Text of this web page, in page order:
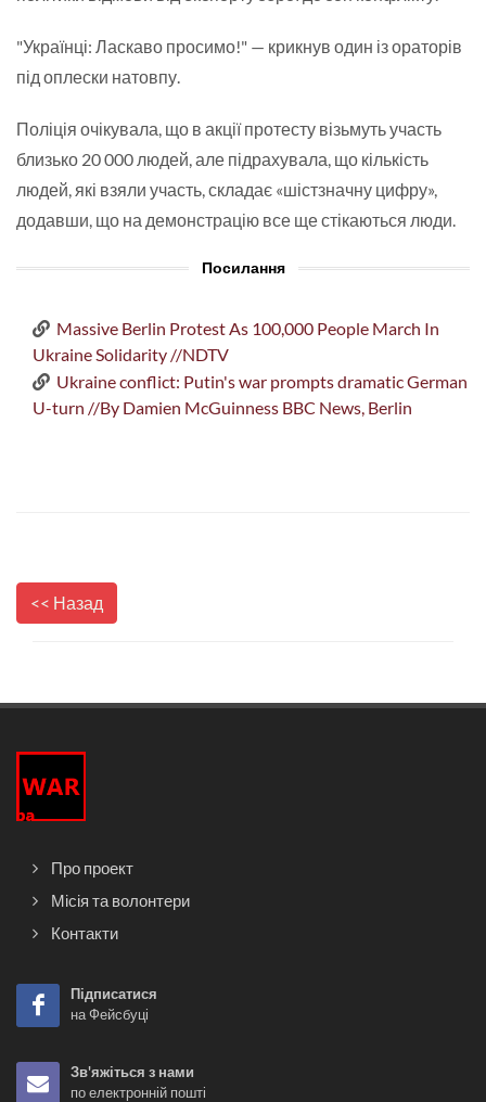
"Українці: Ласкаво просимо!" — крикнув один із ораторів
під оплески натовпу.
Поліція очікувала, що в акції протесту візьмуть участь
близько 20 000 людей, але підрахувала, що кількість
людей, які взяли участь, складає «шістзначну цифру»,
додавши, що на демонстрацію все ще стікаються люди.
Посилання
Massive Berlin Protest As 100,000 People March In
Ukraine Solidarity //NDTV
Ukraine conflict: Putin's war prompts dramatic German
U-turn //By Damien McGuinness BBC News, Berlin
<< Назад
Про проект
Місія та волонтери
Контакти
Підписатися
на Фейсбуці
Зв'яжіться з нами
по електронній пошті